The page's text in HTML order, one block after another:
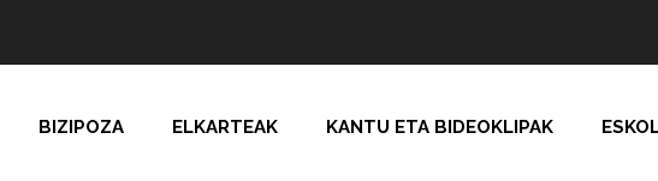
BIZIPOZA ELKARTEAK KANTU ETA BIDEOKLIPAK